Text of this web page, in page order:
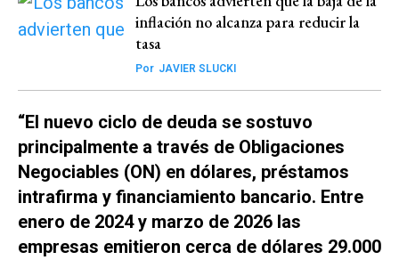
inflación no alcanza para reducir la
tasa
Por JAVIER SLUCKI
“El nuevo ciclo de deuda se sostuvo
principalmente a través de Obligaciones
Negociables (ON) en dólares, préstamos
intrafirma y financiamiento bancario. Entre
enero de 2024 y marzo de 2026 las
empresas emitieron cerca de dólares 29.000